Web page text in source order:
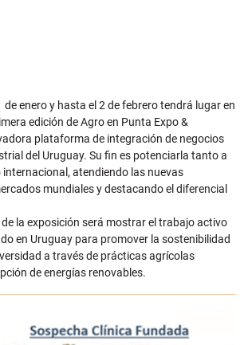
de enero y hasta el 2 de febrero tendrá lugar en
edición de Agro en Punta Expo &
plataforma de integración de negocios
del Uruguay. Su fin es potenciarla tanto a
internacional, atendiendo las nuevas
mundiales y destacando el diferencial
la exposición será mostrar el trabajo activo
en Uruguay para promover la sostenibilidad
a través de prácticas agrícolas
de energías renovables.